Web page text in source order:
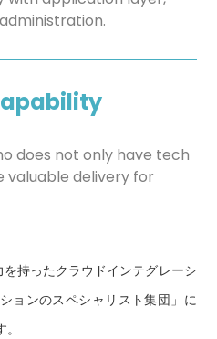
does not only have tech
valuable delivery for
持ったクラウドインテグレーシ
ョンのスペシャリスト集団」に